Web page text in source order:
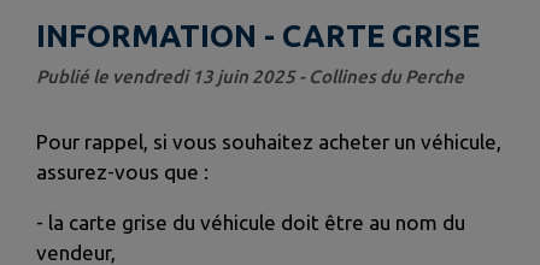
INFORMATION - CARTE GRISE
Publié le vendredi 13 juin 2025 - Collines du Perche
Pour rappel, si vous souhaitez acheter un véhicule,
assurez-vous que :
- ‎la carte grise du véhicule doit être au nom du
vendeur,